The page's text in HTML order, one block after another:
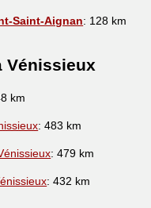
Saint-Aignan: 128 km
Vénissieux
km
: 483 km
: 479 km
: 432 km